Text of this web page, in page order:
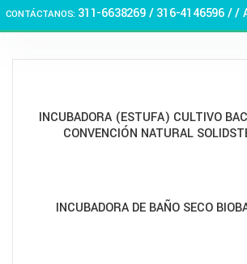
CONTÁCTANOS: 311-6638269 /316-4146596 / /
INCUBADORA (ESTUFA) CULTIVO
CONVENCIÓN NATURAL
INCUBADORA DE BAÑO SECO
🏠 Stay at home! 25% discount on